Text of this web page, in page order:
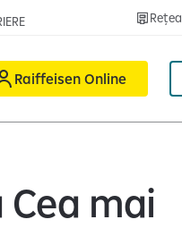
Rețea
Raiffeisen Online
mai